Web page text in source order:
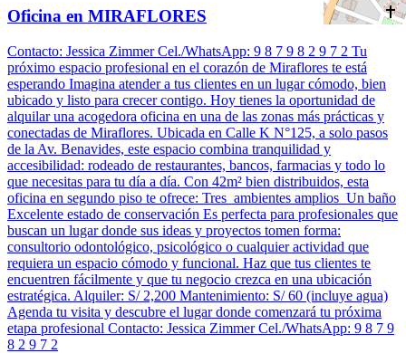
Oficina en MIRAFLORES
Contacto: Jessica Zimmer Cel./WhatsApp: 9 8 7 9 8 2 9 7 2 Tu
próximo espacio profesional en el corazón de Miraflores te está
esperando Imagina atender a tus clientes en un lugar cómodo, bien
ubicado y listo para crecer contigo. Hoy tienes la oportunidad de
alquilar una acogedora oficina en una de las zonas más prácticas y
conectadas de Miraflores. Ubicada en Calle K N°125, a solo pasos
de la Av. Benavides, este espacio combina tranquilidad y
accesibilidad: rodeado de restaurantes, bancos, farmacias y todo lo
que necesitas para tu día a día. Con 42m² bien distribuidos, esta
oficina en segundo piso te ofrece: Tres ambientes amplios Un baño
Excelente estado de conservación Es perfecta para profesionales que
buscan un lugar donde sus ideas y proyectos tomen forma:
consultorio odontológico, psicológico o cualquier actividad que
requiera un espacio cómodo y funcional. Haz que tus clientes te
encuentren fácilmente y que tu negocio crezca en una ubicación
estratégica. Alquiler: S/ 2,200 Mantenimiento: S/ 60 (incluye agua)
Agenda tu visita y descubre el lugar donde comenzará tu próxima
etapa profesional Contacto: Jessica Zimmer Cel./WhatsApp: 9 8 7 9
8 2 9 7 2